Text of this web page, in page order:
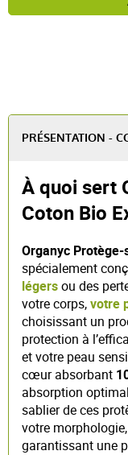
PRÉSENTATION -
À quoi sert
Coton Bio
Organyc
spécialement
légersou des
votre corps,votre
choisissant un
protection à
et votre peau
cœur absorbant
absorption
sablier de ces
votre
garantissant une